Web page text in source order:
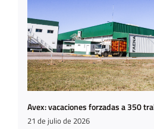
Avex: vacaciones forzadas a 350
21 de julio de 2026